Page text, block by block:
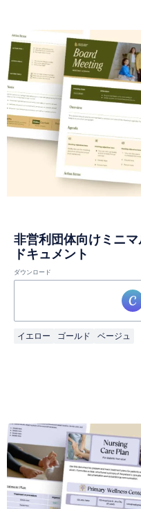
非営利団体向けミニ
ドキュメント
ダウンロード
イエロー ゴールド ベージュ